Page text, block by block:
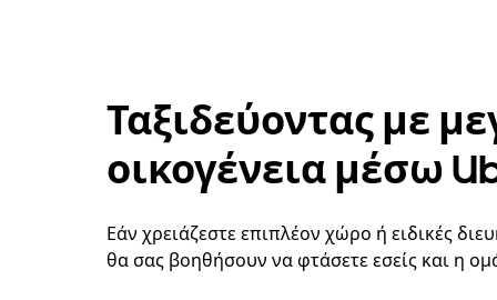
Ταξιδεύοντας με
οικογένεια μέσω
Εάν χρειάζεστε επιπλέον χώρο ή ειδικές
θα σας βοηθήσουν να φτάσετε εσείς και η